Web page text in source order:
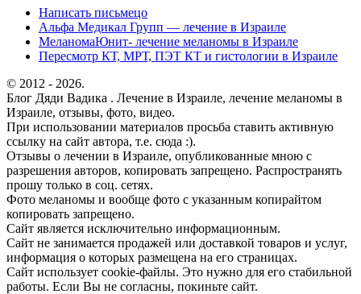
Написать письмецо
Альфа Медикал Групп — лечение в Израиле
МеланомаЮнит- лечение меланомы в Израиле
Пересмотр КТ, МРТ, ПЭТ КТ и гистологии в Израиле
© 2012 - 2026.
Блог Дяди Вадика . Лечение в Израиле, лечение меланомы в
Израиле, отзывы, фото, видео.
При использовании материалов просьба ставить активную
ссылку на сайт автора, т.е. сюда :).
Отзывы о лечении в Израиле, опубликованные мною с
разрешения авторов, копировать запрещено. Распространять
прошу только в соц. сетях.
Фото меланомы и вообще фото с указанным копирайтом
копировать запрещено.
Сайт является исключительно информационным.
Сайт не занимается продажей или доставкой товаров и услуг,
информация о которых размещена на его страницах.
Сайт использует cookie-файлы. Это нужно для его стабильной
работы. Если Вы не согласны, покиньте сайт.